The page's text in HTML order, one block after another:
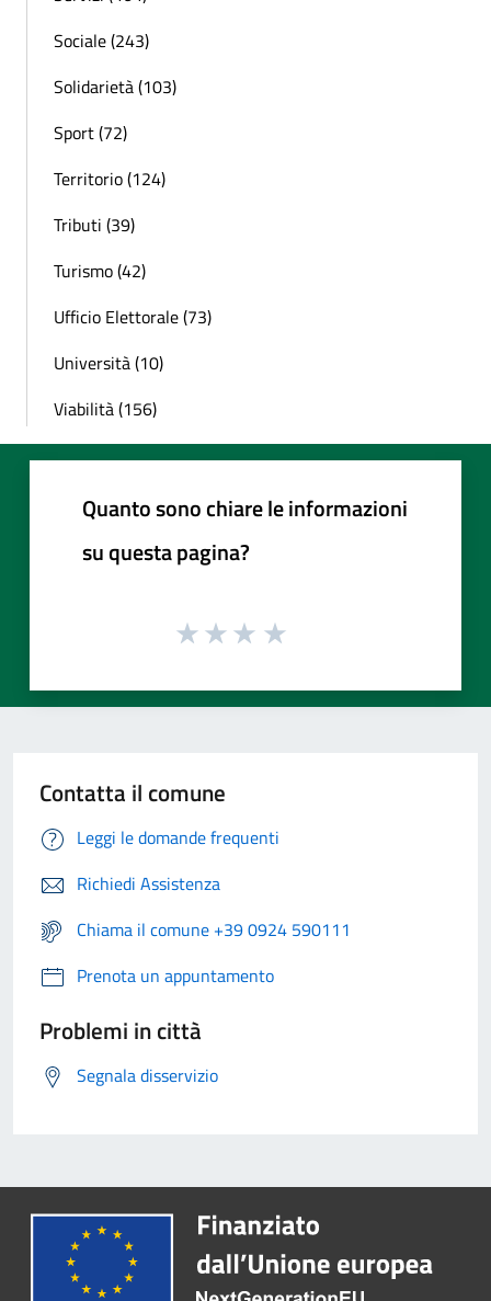
Sociale (243)
Solidarietà (103)
Sport (72)
Territorio (124)
Tributi (39)
Turismo (42)
Ufficio Elettorale (73)
Università (10)
Viabilità (156)
Quanto sono chiare le informazioni
su questa pagina?
Contatta il comune
Leggi le domande frequenti
Richiedi Assistenza
Chiama il comune +39 0924 590111
Prenota un appuntamento
Problemi in città
Segnala disservizio